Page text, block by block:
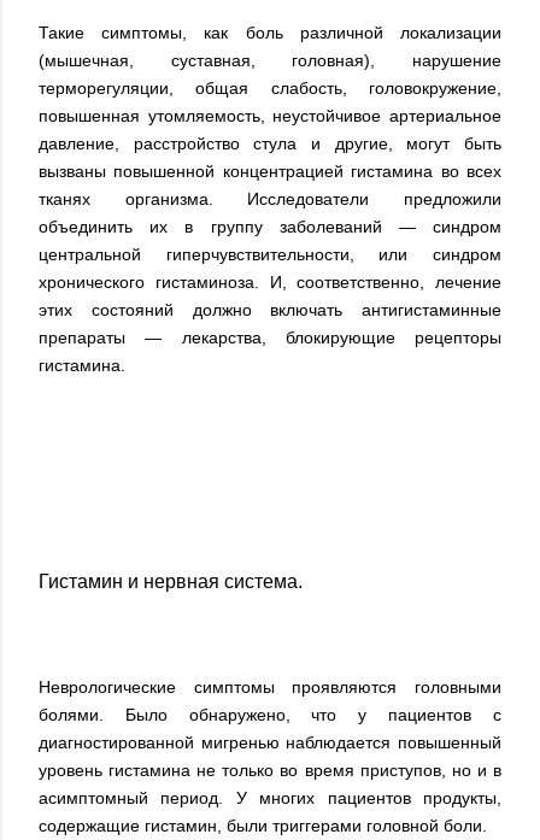
Такие симптомы, как боль различной локализации
(мышечная, суставная, головная), нарушение
терморегуляции, общая слабость, головокружение,
повышенная утомляемость, неустойчивое артериальное
давление, расстройство стула и другие, могут быть
вызваны повышенной концентрацией гистамина во всех
тканях организма. Исследователи предложили
объединить их в группу заболеваний — синдром
центральной гиперчувствительности, или синдром
хронического гистаминоза. И, соответственно, лечение
этих состояний должно включать антигистаминные
препараты — лекарства, блокирующие рецепторы
гистамина.
Гистамин и нервная система.
Неврологические симптомы проявляются головными
болями. Было обнаружено, что у пациентов с
диагностированной мигренью наблюдается повышенный
уровень гистамина не только во время приступов, но и в
асимптомный период. У многих пациентов продукты,
содержащие гистамин, были триггерами головной боли.